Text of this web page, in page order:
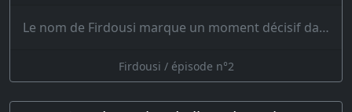
Le nom de Firdousi marque un moment décisif dans l'histoire du vieil Iran. Il y avait trois siècles…
Firdousi / épisode n°2